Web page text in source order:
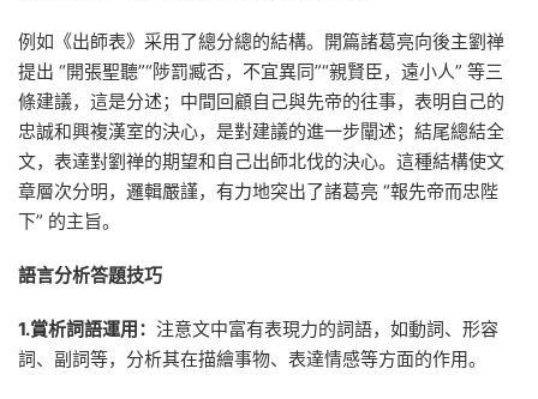
例如《出師表》采用了總分總的結構。開篇諸葛亮向後主劉禅
提出 “開張聖聽”“陟罰臧否，不宜異同”“親賢臣，遠小人” 等三
條建議，這是分述；中間回顧自己與先帝的往事，表明自己的
忠誠和興複漢室的決心，是對建議的進一步闡述；結尾總結全
文，表達對劉禅的期望和自己出師北伐的決心。這種結構使文
章層次分明，邏輯嚴謹，有力地突出了諸葛亮 “報先帝而忠陛
下” 的主旨。
語言分析答題技巧
1.賞析詞語運用： 注意文中富有表現力的詞語，如動詞、形容
詞、副詞等，分析其在描繪事物、表達情感等方面的作用。